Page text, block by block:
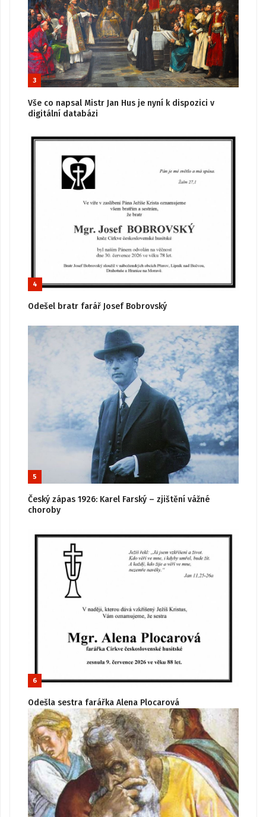
3
Vše co napsal Mistr Jan Hus je nyní k dispozici v
digitální databázi
4
Odešel bratr farář Josef Bobrovský
5
Český zápas 1926: Karel Farský – zjištění vážné
choroby
6
Odešla sestra farářka Alena Plocarová